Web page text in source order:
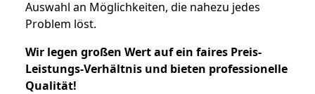
Auswahl an Möglichkeiten, die nahezu jedes
Problem löst.
Wir legen großen Wert auf ein faires Preis-
Leistungs-Verhältnis und bieten professionelle
Qualität!